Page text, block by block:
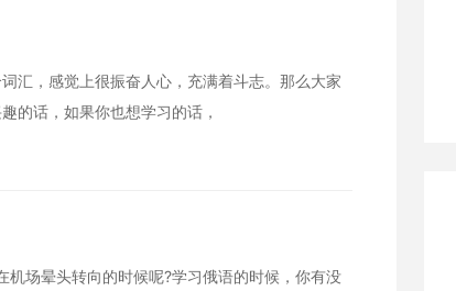
汇，感觉上很振奋人心，充满着斗志。那么大家
的话，如果你也想学习的话，
场晕头转向的时候呢?学习俄语的时候，你有没